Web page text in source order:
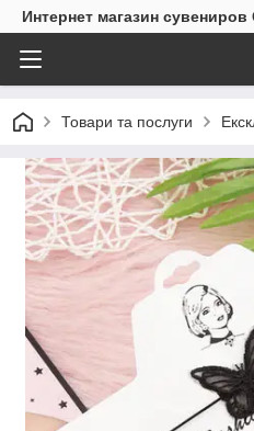
Интернет магазин
Товари та послуги